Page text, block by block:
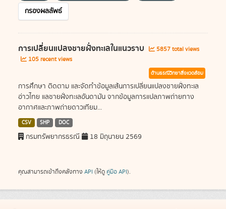
กรองผลลัพธ์
การเปลี่ยนแปลงชายฝั่งทะเลในแนวราบ
5857 total views
105 recent views
ด้านธรณีวิทยาสิ่งแวดล้อม
การศึกษา ติดตาม และจัดทำข้อมูลเส้นการเปลี่ยนแปลงชายฝั่งทะเล
อ่าวไทย แลชายฝั่งทะเลอันดามัน จากข้อมูลการแปลภาพถ่ายทาง
อากาศและภาพถ่ายดาวเทียม...
CSV SHP DOC
กรมทรัพยากรธรณี 18 มิถุนายน 2569
คุณสามารถเข้าถึงคลังทาง API (ให้ดู คู่มือ API).